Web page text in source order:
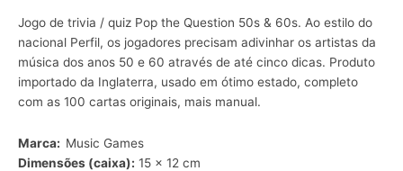
Jogo de trivia / quiz Pop the Question 50s & 60s. Ao estilo do
nacional Perfil, os jogadores precisam adivinhar os artistas da
música dos anos 50 e 60 através de até cinco dicas. Produto
importado da Inglaterra, usado em ótimo estado, completo
com as 100 cartas originais, mais manual.
Marca: Music Games
Dimensões (caixa): 15 x 12 cm